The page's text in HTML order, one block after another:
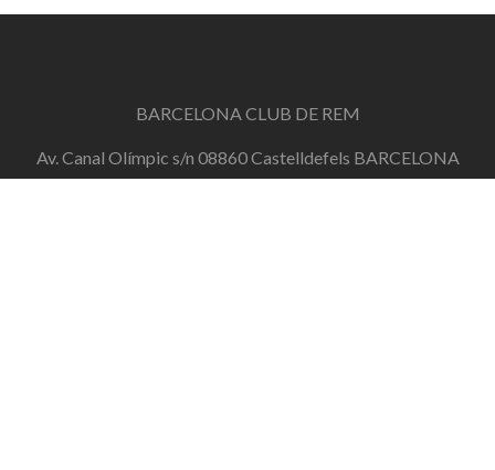
BARCELONA CLUB DE REM
Av. Canal Olímpic s/n 08860 Castelldefels BARCELONA